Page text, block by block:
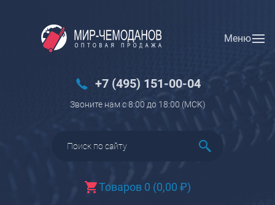
Меню
+7 (495) 151-00-04
Звоните нам с 8:00 до 18:00 (МCK)
Товаров 0 (0,00 ₽)
Вход Регистрация
Багаж
Чемоданы
Чемоданы детские
Пилоты на колесах